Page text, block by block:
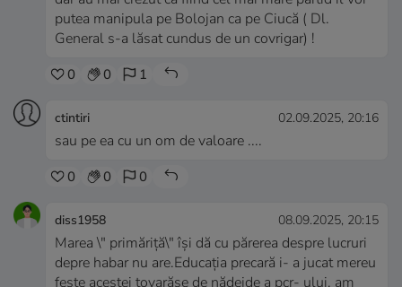
putea manipula pe Bolojan ca pe Ciucă ( Dl.
General s-a lăsat cundus de un covrigar) !
0 0 1
ctintiri 02.09.2025, 20:16
sau pe ea cu un om de valoare ....
0 0 0
diss1958 08.09.2025, 20:15
Marea \" primăriță\" își dă cu părerea despre lucruri
depre habar nu are.Educația precară i- a jucat mereu
feste acestei tovarășe de nădejde a pcr- ului, am